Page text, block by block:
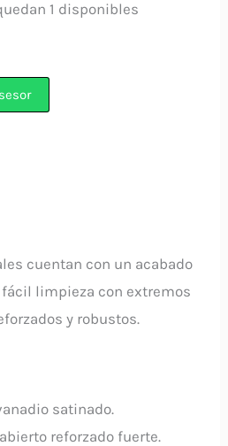
1 disponibles
cuentan con un acabado
limpieza con extremos
y robustos.
satinado.
reforzado fuerte.